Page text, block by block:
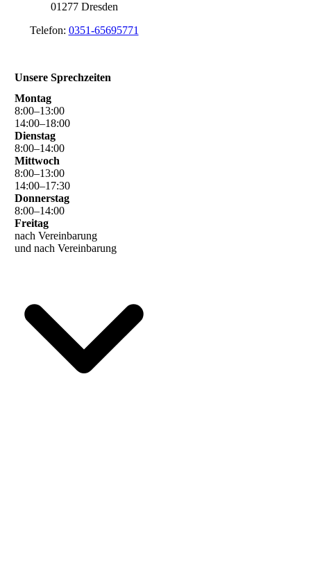
01277 Dresden
Telefon: 0351-65695771
Unsere Sprechzeiten
Montag
8:00–13:00
14:00–18:00
Dienstag
8:00–14:00
Mittwoch
8:00–13:00
14:00–17:30
Donnerstag
8:00–14:00
Freitag
nach Vereinbarung
und nach Vereinbarung